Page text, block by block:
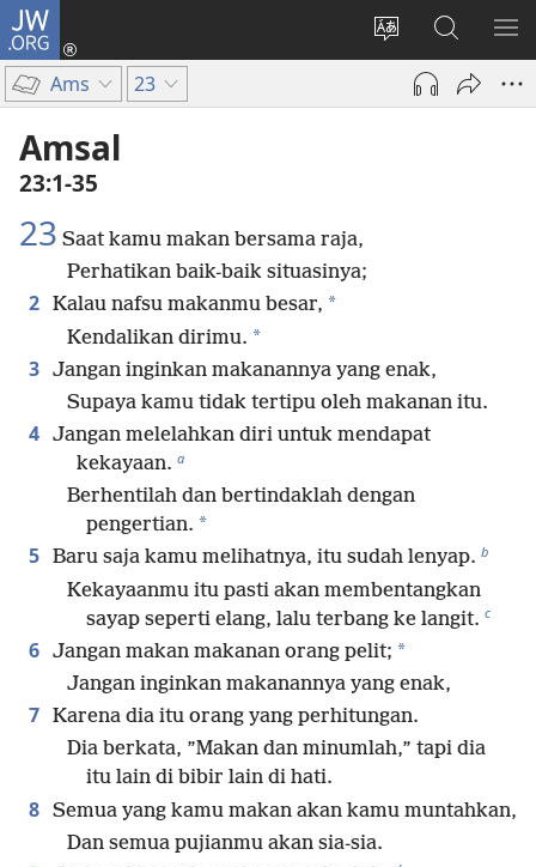
JW.ORG
Ganti
bahasa
situs
Log
(terbuka
Cari
JW.ORG
Ams 23
Amsal
23:1-35
23 Saat kamu makan bersama raja,
Perhatikan baik-baik situasinya;
2 Kalau nafsu makanmu besar, *
Kendalikan dirimu. *
3 Jangan inginkan makanannya yang enak,
Supaya kamu tidak tertipu oleh makanan itu.
4 Jangan melelahkan diri untuk mendapat
kekayaan. a
Berhentilah dan bertindaklah dengan
pengertian. *
5 Baru saja kamu melihatnya, itu sudah lenyap. b
Kekayaanmu itu pasti akan membentangkan
sayap seperti elang, lalu terbang ke langit. c
6 Jangan makan makanan orang pelit; *
Jangan inginkan makanannya yang enak,
7 Karena dia itu orang yang perhitungan.
Dia berkata, ”Makan dan minumlah,” tapi dia
itu lain di bibir lain di hati.
8 Semua yang kamu makan akan kamu muntahkan,
Dan semua pujianmu akan sia-sia.